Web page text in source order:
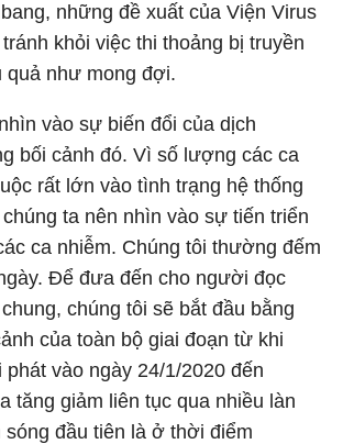
những đề xuất của Viện Virus
khỏi việc thi thoảng bị truyền
quả như mong đợi.
vào sự biến đổi của dịch
bối cảnh đó. Vì số lượng các ca
rất lớn vào tình trạng hệ thống
ta nên nhìn vào sự tiến triển
ca nhiễm. Chúng tôi thường đếm
Để đưa đến cho người đọc
chúng tôi sẽ bắt đầu bằng
của toàn bộ giai đoạn từ khi
vào ngày 24/1/2020 đến
tăng giảm liên tục qua nhiều làn
sóng đầu tiên là ở thời điểm